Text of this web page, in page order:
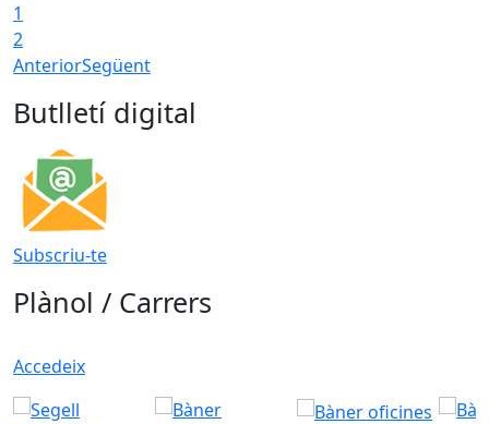
1
2
AnteriorSegüent
Butlletí digital
Subscriu-te
Plànol / Carrers
Accedeix